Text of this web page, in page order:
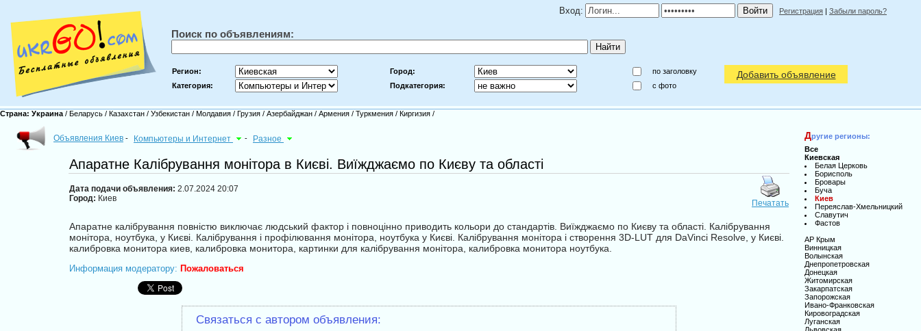
Вход: Регистрация | Забыли пароль?
Поиск по объявлениям:
Регион: Город:
по заголовку
Категория:
Подкатегория: c фото
Добавить объявление
Страна: Украина / Беларусь / Казахстан / Узбекистан / Молдавия / Грузия / Азербайджан / Армения / Туркмения / Киргизия /
Объявления Киев - Компьютеры и Интернет - Разное
Апаратне Калібрування монітора в Києві. Виїжджаємо по Києву та області
Дата подачи объявления: 2.07.2024 20:07
Город: Киев Печатать
Апаратне калібрування повністю виключає людський фактор і повноцінно приводить кольори до стандартів. Виїжджаємо по Києву та області. Калібрування
монітора, ноутбука, у Києві. Калібрування і профілювання монітора, ноутбука у Києві. Калібрування монітора і створення 3D-LUT для DaVinci Resolve, у Києві.
калибровка монитора киев, калибровка монитора, картинки для калібрування монітора, калибровка монитора ноутбука.
Информация модератору: Пожаловаться
Связаться с автором объявления:
Другие регионы:
Все
Киевская
Белая Церковь
Борисполь
Бровары
Буча
Киев
Переяслав-Хмельницкий
Славутич
Фастов
АР Крым
Винницкая
Волынская
Днепропетровская
Донецкая
Житомирская
Закарпатская
Запорожская
Ивано-Франковская
Кировоградская
Луганская